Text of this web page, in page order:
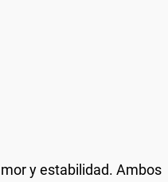
y estabilidad. Ambos